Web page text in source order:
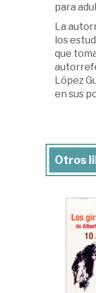
para
La
los
que
López
en sus
Otros